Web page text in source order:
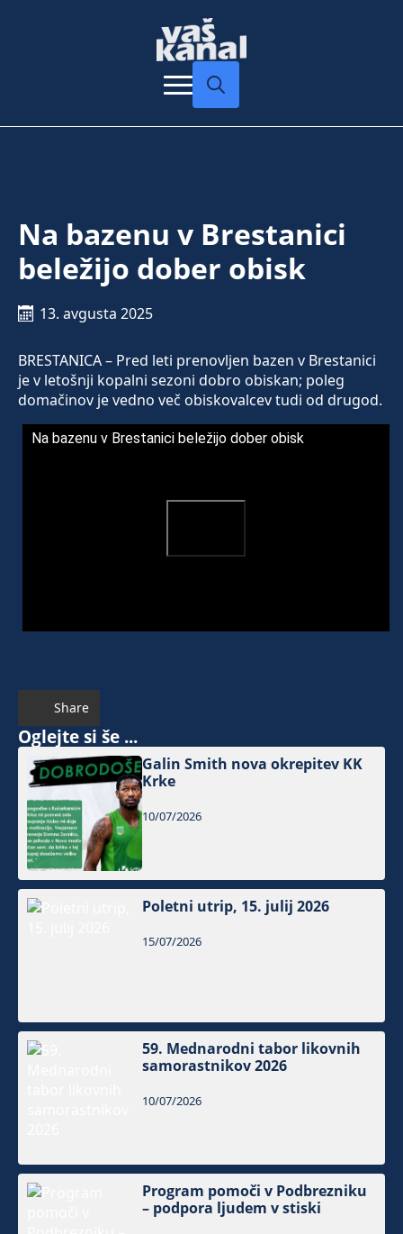
Na bazenu v Brestanici
beležijo dober obisk
13. avgusta 2025
BRESTANICA – Pred leti prenovljen bazen v Brestanici
je v letošnji kopalni sezoni dobro obiskan; poleg
domačinov je vedno več obiskovalcev tudi od drugod.
Na bazenu v Brestanici beležijo dober obisk
Share
Oglejte si še ...
Galin Smith nova okrepitev KK
Krke
10/07/2026
Poletni utrip, 15. julij 2026
15/07/2026
59. Mednarodni tabor likovnih
samorastnikov 2026
10/07/2026
Program pomoči v Podbrezniku
– podpora ljudem v stiski